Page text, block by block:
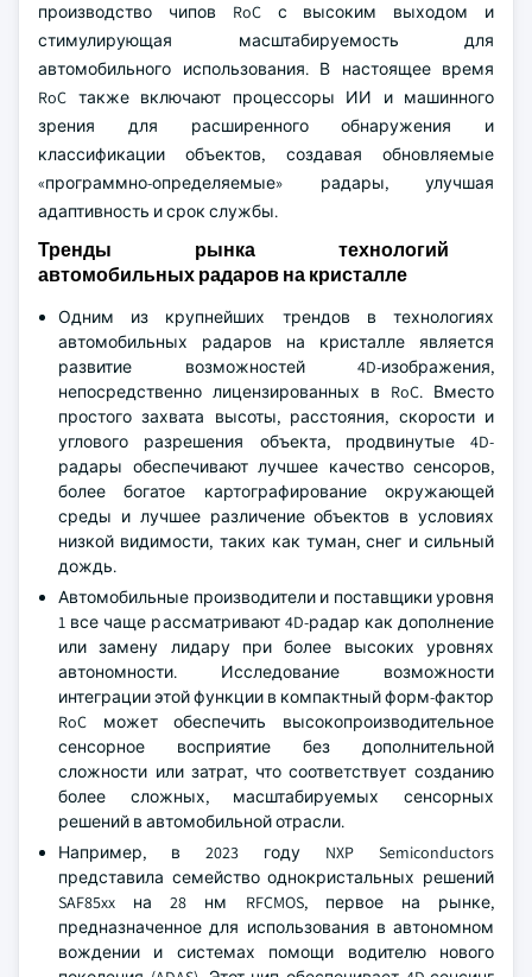
производство чипов RoC с высоким выходом и
стимулирующая масштабируемость для
автомобильного использования. В настоящее время
RoC также включают процессоры ИИ и машинного
зрения для расширенного обнаружения и
классификации объектов, создавая обновляемые
«программно-определяемые» радары, улучшая
адаптивность и срок службы.
Тренды рынка технологий
автомобильных радаров на кристалле
Одним из крупнейших трендов в технологиях
автомобильных радаров на кристалле является
развитие возможностей 4D-изображения,
непосредственно лицензированных в RoC. Вместо
простого захвата высоты, расстояния, скорости и
углового разрешения объекта, продвинутые 4D-
радары обеспечивают лучшее качество сенсоров,
более богатое картографирование окружающей
среды и лучшее различение объектов в условиях
низкой видимости, таких как туман, снег и сильный
дождь.
Автомобильные производители и поставщики уровня
1 все чаще рассматривают 4D-радар как дополнение
или замену лидару при более высоких уровнях
автономности. Исследование возможности
интеграции этой функции в компактный форм-фактор
RoC может обеспечить высокопроизводительное
сенсорное восприятие без дополнительной
сложности или затрат, что соответствует созданию
более сложных, масштабируемых сенсорных
решений в автомобильной отрасли.
Например, в 2023 году NXP Semiconductors
представила семейство однокристальных решений
SAF85xx на 28 нм RFCMOS, первое на рынке,
предназначенное для использования в автономном
вождении и системах помощи водителю нового